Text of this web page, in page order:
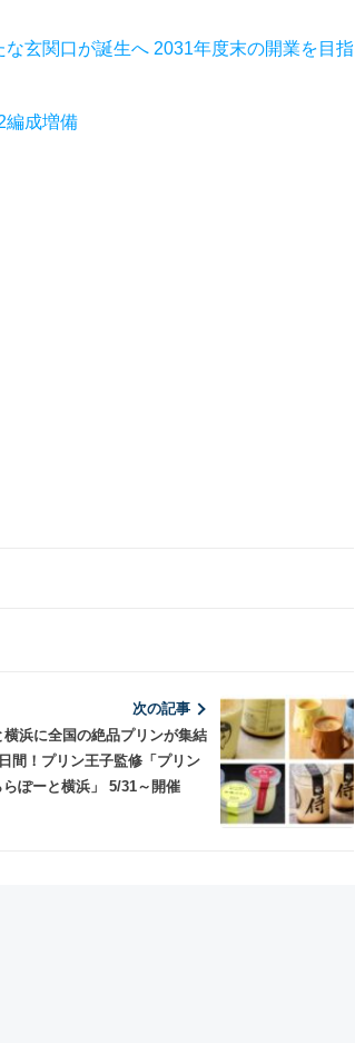
玄関口が誕生へ 2031年度末の開業を目指
編成増備
次の記事
横浜に全国の絶品プリンが集結
間！プリン王子監修「プリン
ぽーと横浜」 5/31～開催